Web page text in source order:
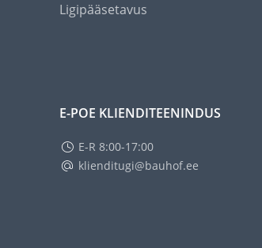
Ligipääsetavus
E-POE KLIENDITEENINDUS
E-R 8:00-17:00
klienditugi@bauhof.ee